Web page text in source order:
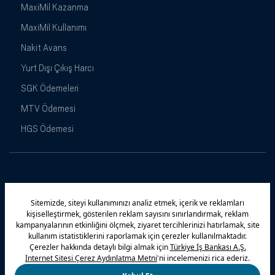
MaxiMil Kazanma
MaxiMil Kullanımı
Nakit Avans
Yurt Dışı Çıkış Harcı
SGK Ödemeleri
MTV Ödemesi
HGS Ödemesi
Maximiles Kampanyalar Yasal Uyarı Güvenlik
Gizlilik Politikamız Bilgi Toplumu Hizmetleri
Çerez Politikası Kişisel Verilerin Korunması